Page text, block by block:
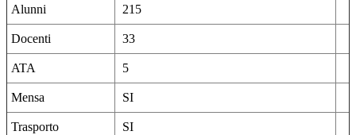
Alunni 215
Docenti 33
ATA 5
Mensa SI
Trasporto SI